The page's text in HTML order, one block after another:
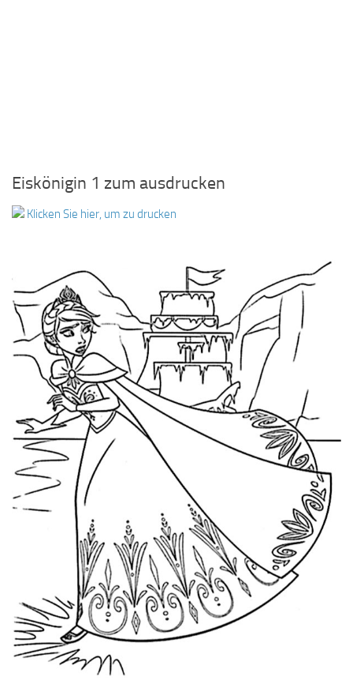
Eiskönigin 1 zum ausdrucken
Klicken Sie hier, um zu drucken